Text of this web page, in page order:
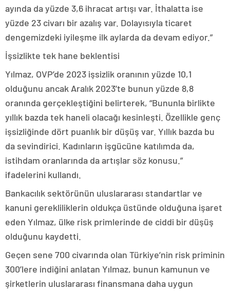
ayında da yüzde 3,6 ihracat artışı var. İthalatta ise
yüzde 23 civarı bir azalış var. Dolayısıyla ticaret
dengemizdeki iyileşme ilk aylarda da devam ediyor.”
İşsizlikte tek hane beklentisi
Yılmaz, OVP’de 2023 işsizlik oranının yüzde 10,1
olduğunu ancak Aralık 2023’te bunun yüzde 8,8
oranında gerçekleştiğini belirterek, “Bununla birlikte
yıllık bazda tek haneli olacağı kesinleşti. Özellikle genç
işsizliğinde dört puanlık bir düşüş var. Yıllık bazda bu
da sevindirici. Kadınların işgücüne katılımda da,
istihdam oranlarında da artışlar söz konusu.”
ifadelerini kullandı.
Bankacılık sektörünün uluslararası standartlar ve
kanuni gerekliliklerin oldukça üstünde olduğuna işaret
eden Yılmaz, ülke risk primlerinde de ciddi bir düşüş
olduğunu kaydetti.
Geçen sene 700 civarında olan Türkiye’nin risk priminin
300’lere indiğini anlatan Yılmaz, bunun kamunun ve
şirketlerin uluslararası finansmana daha uygun